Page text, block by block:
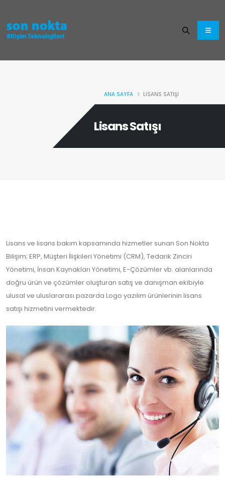
ANA SAYFA LISANS SATIŞI
Lisans Satışı
Lisans ve lisans bakım kapsamında hizmetler sunan Son Nokta
Bilişim; ERP, Müşteri İlişkileri Yönetimi (CRM), Tedarik Zinciri
Yönetimi, İnsan Kaynakları Yönetimi, E-Çözümler vb. alanlarında
doğru ürün ve çözümler oluşturan satış ve danışman ekibiyle
ulusal ve uluslararası pazarda Logo yazılım ürünlerinin lisans
satışı hizmetini vermektedir.